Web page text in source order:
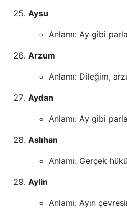
Aysu
Anlamı: Ay gibi
Arzum
Anlamı: Dileğim,
Aydan
Anlamı: Ay gibi
Aslıhan
Anlamı: Gerçek
Aylin
Anlamı: Ayın